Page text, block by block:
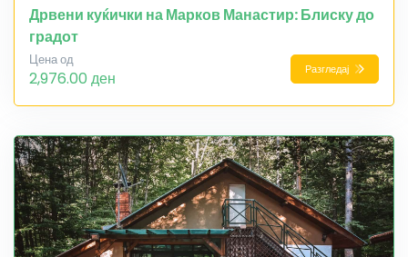
Дрвени куќички на Марков Манастир: Блиску до
градот
Цена од
2,976.00 ден Разгледај